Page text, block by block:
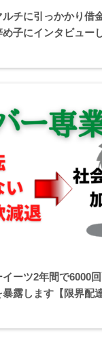
チに引っかかり借
子にインタビュー
イーツ2年間で6000
露します【限界配